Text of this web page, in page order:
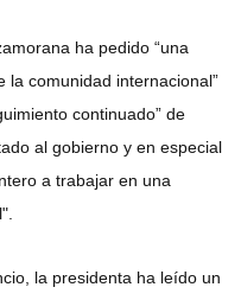
ha pedido “una
la comunidad internacional”
continuado” de
al gobierno y en especial
a trabajar en una
la presidenta ha leído un